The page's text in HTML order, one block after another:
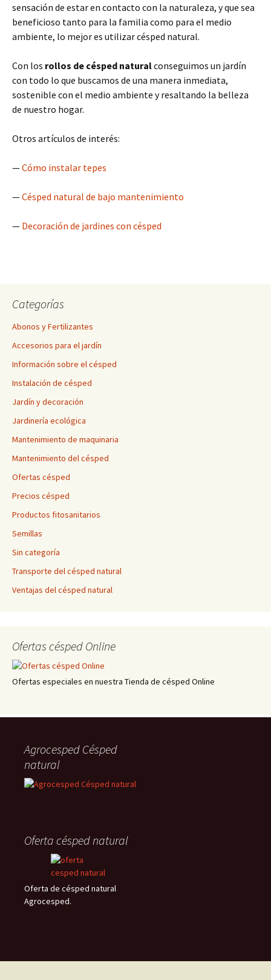
sensación de estar en contacto con la naturaleza, y que sea
beneficioso tanto para la familia como para el medio
ambiente, lo mejor es utilizar césped natural.
Con los rollos de césped naturalconseguimos un jardín
con todo lo que buscamos de una manera inmediata,
sostenible con el medio ambiente y resaltando la belleza
de nuestro hogar.
Otros artículos de interés:
—Cómo instalar tepes
—Césped natural de bajo mantenimiento
— Decoración de jardines con césped
Categorías
Abonos y Fertilizantes
Accesorios para el jardín
Información sobre el césped
Instalación de césped
Jardín y decoración
Jardinería ecológica
Mantenimiento de maquinaria
Mantenimiento del césped
Ofertas césped
Precios césped
Productos fitosanitarios
Semillas
Sin categoría
Transporte del césped natural
Ventajas del césped natural
Ofertas césped Online
Ofertas especiales en nuestra Tienda de césped Online
Agrocesped Césped
natural
Oferta césped natural
Oferta de césped natural
Agrocesped.